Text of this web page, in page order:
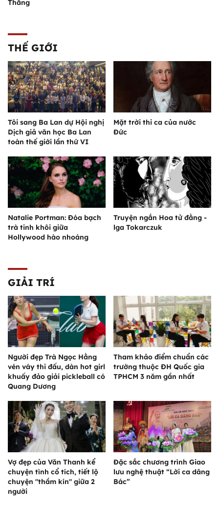
Thắng
THẾ GIỚI
Tôi sang Ba Lan dự Hội nghị
Dịch giả văn học Ba Lan
toàn thế giới lần thứ VI
Mặt trời thi ca của nước
Đức
Natalie Portman: Đóa bạch
trà tinh khôi giữa
Hollywood hào nhoáng
Truyện ngắn Hoa tử đằng -
lga Tokarczuk
GIẢI TRÍ
Người đẹp Trà Ngọc Hằng
vén váy thi đấu, dàn hot girl
khuấy đảo giải pickleball có
Quang Dương
Tham khảo điểm chuẩn các
trường thuộc ĐH Quốc gia
TPHCM 3 năm gần nhất
Vợ đẹp của Văn Thanh kể
chuyện tình cổ tích, tiết lộ
chuyện "thầm kín" giữa 2
người
Đặc sắc chương trình Giao
lưu nghệ thuật “Lời ca dâng
Bác”